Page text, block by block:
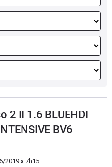
2 II 1.6 BLUEHDI
BV6
2019 à 7h15